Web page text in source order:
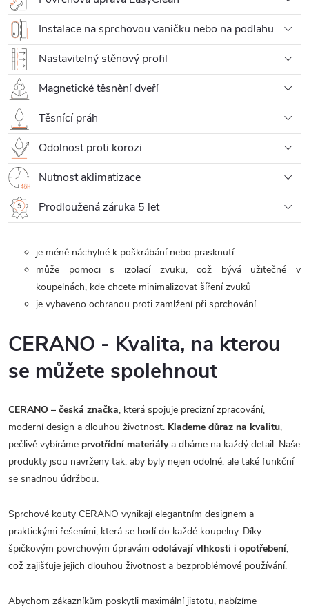
Instalace na sprchovou vaničku nebo na podlahu
Nastavitelný stěnový profil
Magnetické těsnění dveří
Těsnící práh
Odolnost proti korozi
Nutnost aklimatizace
Prodloužená záruka 5 let
je méně náchylné k poškrábání nebo prasknutí
může pomocis izolací zvuku, což bývá užitečné v
koupelnách, kde chcete minimalizovat šíření zvuků
je vybaveno ochranou proti zamlžení při sprchování
CERANO - Kvalita, na kterou
se můžete spolehnout
CERANO – česká značka, která spojuje precizní zpracování,
moderní design a dlouhou životnost. Klademe důraz na kvalitu,
pečlivě vybíráme prvotřídní materiálya dbáme na každý detail. Naše
produkty jsou navrženy tak, aby byly nejen odolné, ale také funkční
se snadnou údržbou.
Sprchové kouty CERANO vynikají elegantním designem a
praktickými řešeními, která se hodí do každé koupelny. Díky
špičkovým povrchovým úpravám odolávají vlhkosti i opotřebení,
což zajišťuje jejich dlouhou životnost a bezproblémové používání.
Abychom zákazníkům poskytli maximální jistotu, nabízíme